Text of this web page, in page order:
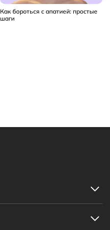
Как бороться с апатией: простые
шаги